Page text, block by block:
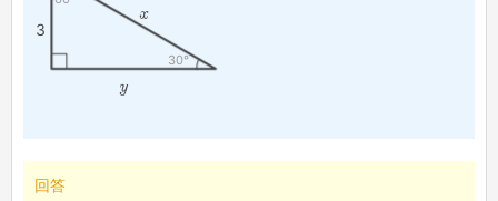
3
x
y
30°
回答